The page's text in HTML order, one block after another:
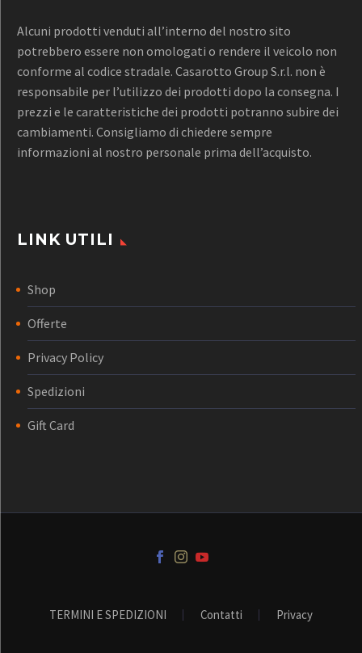
Alcuni prodotti venduti all’interno del nostro sito
potrebbero essere non omologati o rendere il veicolo non
conforme al codice stradale. Casarotto Group S.r.l. non è
responsabile per l’utilizzo dei prodotti dopo la consegna. I
prezzi e le caratteristiche dei prodotti potranno subire dei
cambiamenti. Consigliamo di chiedere sempre
informazioni al nostro personale prima dell’acquisto.
LINK UTILI
Shop
Offerte
Privacy Policy
Spedizioni
Gift Card
TERMINI E SPEDIZIONI Contatti Privacy